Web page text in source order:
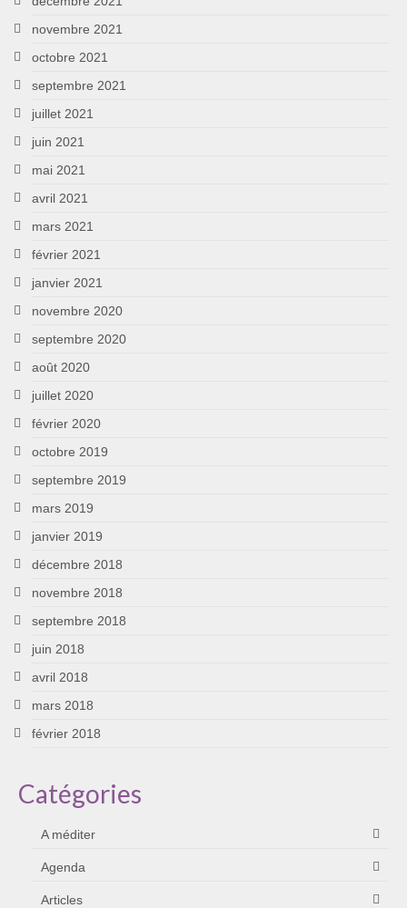
novembre 2021
octobre 2021
septembre 2021
juillet 2021
juin 2021
mai 2021
avril 2021
mars 2021
février 2021
janvier 2021
novembre 2020
septembre 2020
août 2020
juillet 2020
février 2020
octobre 2019
septembre 2019
mars 2019
janvier 2019
décembre 2018
novembre 2018
septembre 2018
juin 2018
avril 2018
mars 2018
février 2018
Catégories
A méditer
Agenda
Articles